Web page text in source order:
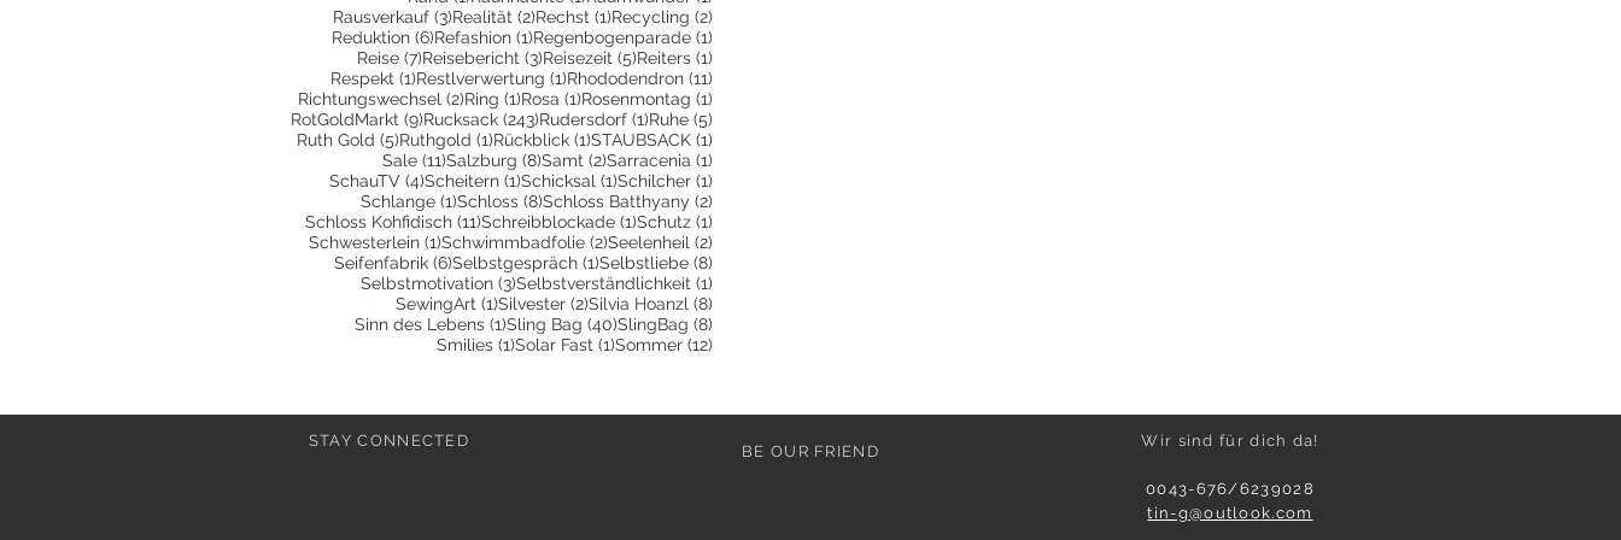
Rausverkauf (3)3 Beiträge
Realität (2)2 Beiträge
Rechst (1)1 Beitrag
Recycling (2)
Reduktion (6)6 Beiträge
Refashion (1)1 Beitrag
Regenbogenparade (1)
Reise (7)7 Beiträge
Reisebericht (3)3 Beiträge
Reisezeit (5)5 Beiträge
Reiters (1)
Respekt (1)1 Beitrag
Restlverwertung (1)1 Beitrag
Rhododendron (11)
Richtungswechsel (2)2 Beiträge
Ring (1)1 Beitrag
Rosa (1)1 Beitrag
Rosenmontag (1)
RotGoldMarkt (9)9 Beiträge
Rucksack (243)243 Beiträge
Rudersdorf (1)1 Beitrag
Ruhe (5)
Ruth Gold (5)5 Beiträge
Ruthgold (1)1 Beitrag
Rückblick (1)1 Beitrag
STAUBSACK (1)
Sale (11)11 Beiträge
Salzburg (8)8 Beiträge
Samt (2)2 Beiträge
Sarracenia (1)
SchauTV (4)4 Beiträge
Scheitern (1)1 Beitrag
Schicksal (1)1 Beitrag
Schilcher (1)
Schlange (1)1 Beitrag
Schloss (8)8 Beiträge
Schloss Batthyany (2)
Schloss Kohfidisch (11)11 Beiträge
Schreibblockade (1)1 Beitrag
Schutz (1)
Schwesterlein (1)1 Beitrag
Schwimmbadfolie (2)2 Beiträge
Seelenheil (2)
Seifenfabrik (6)6 Beiträge
Selbstgespräch (1)1 Beitrag
Selbstliebe (8)
Selbstmotivation (3)3 Beiträge
Selbstverständlichkeit (1)
SewingArt (1)1 Beitrag
Silvester (2)2 Beiträge
Silvia Hoanzl (8)
Sinn des Lebens (1)1 Beitrag
Sling Bag (40)40 Beiträge
SlingBag (8)
Smilies (1)1 Beitrag
Solar Fast (1)1 Beitrag
Sommer (12)
STAY CONNECTED
BE OUR FRIEND
Wir sind für dich da!
0043-676/6239028
tin-g@outlook.com